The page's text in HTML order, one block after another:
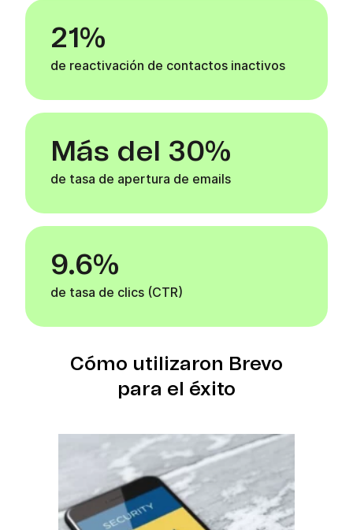
21%
de reactivación de contactos inactivos
Más del 30%
de tasa de apertura de emails
9.6%
de tasa de clics (CTR)
Cómo utilizaron Brevo
para el éxito